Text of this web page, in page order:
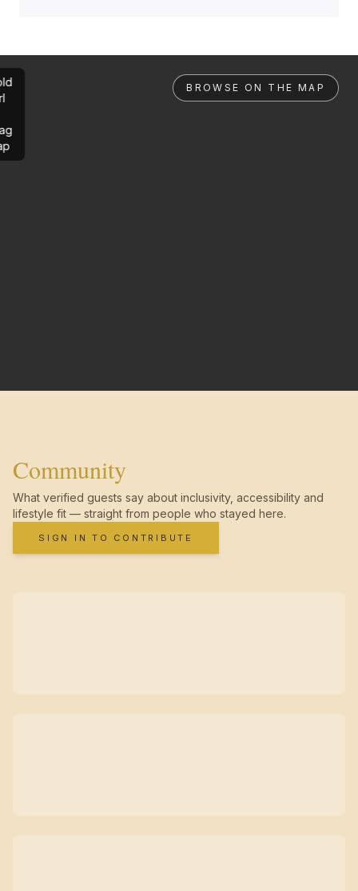
BROWSE ON THE MAP
Community
What verified guests say about inclusivity, accessibility and
lifestyle fit — straight from people who stayed here.
SIGN IN TO CONTRIBUTE